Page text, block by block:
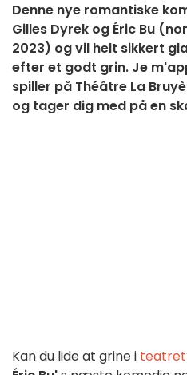
Denne nye romantiske
Gilles Dyrek og Éric Bu
2023) og vil helt sikkert
efter et godt grin. Je
spiller på Théâtre La
og tager dig med på en
Kan du lide at grine i teatret